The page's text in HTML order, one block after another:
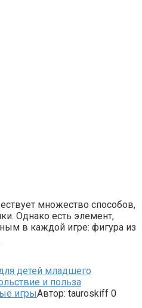
множество способов,
Однако есть элемент,
в каждой игре: фигура из
детей младшего
и польза
игрыАвтор: tauroskiff 0